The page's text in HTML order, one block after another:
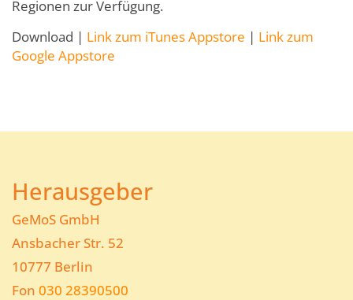
Regionen zur Verfügung.
Download | Link zum iTunes Appstore | Link zum
Google Appstore
Herausgeber
GeMoS GmbH
Ansbacher Str. 52
10777 Berlin
Fon 030 28390500